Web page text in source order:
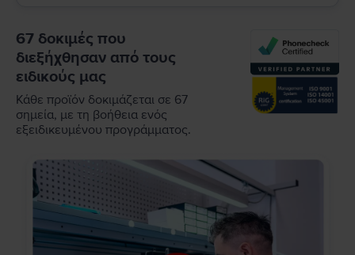
67 δοκιμές που
διεξήχθησαν από τους
ειδικούς μας
Κάθε προϊόν δοκιμάζεται σε 67
σημεία, με τη βοήθεια ενός
εξειδικευμένου προγράμματος.